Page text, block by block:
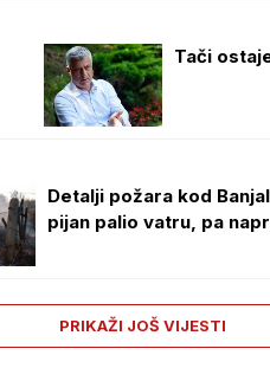
Tači
Detalji požara kod
pijan palio vatru, pa
PRIKAŽI JOŠ VIJESTI